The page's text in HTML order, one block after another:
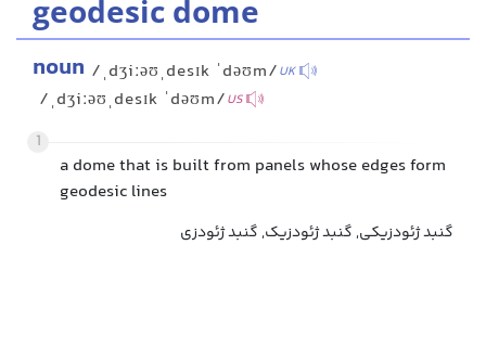
geodesic dome
noun /ˌdʒiːəʊˌdesɪk ˈdəʊm/UK
/ˌdʒiːəʊˌdesɪk ˈdəʊm/US
1
a dome that is built from panels whose edges form
geodesic lines
گنبد ژئودزیکی, گنبد ژئودزیک, گنبد ژئودزی